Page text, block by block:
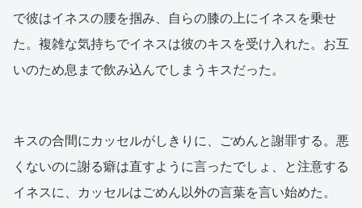
で彼はイネスの腰を掴み、自らの膝の上にイネスを乗せ
た。複雑な気持ちでイネスは彼のキスを受け入れた。お互
いのため息まで飲み込んでしまうキスだった。
キスの合間にカッセルがしきりに、ごめんと謝罪する。悪
くないのに謝る癖は直すように言ったでしょ、と注意する
イネスに、カッセルはごめん以外の言葉を言い始めた。